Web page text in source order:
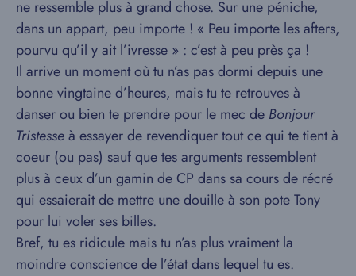
ne ressemble plus à grand chose. Sur une péniche,
dans un appart, peu importe ! « Peu importe les afters,
pourvu qu’il y ait l’ivresse » : c’est à peu près ça !
Il arrive un moment où tu n’as pas dormi depuis une
bonne vingtaine d’heures, mais tu te retrouves à
danser ou bien te prendre pour le mec de Bonjour
Tristesseà essayer de revendiquer tout ce qui te tient à
coeur (ou pas) sauf que tes arguments ressemblent
plus à ceux d’un gamin de CP dans sa cours de récré
qui essaierait de mettre une douille à son pote Tony
pour lui voler ses billes.
Bref, tu es ridicule mais tu n’as plus vraiment la
moindre conscience de l’état dans lequel tu es.